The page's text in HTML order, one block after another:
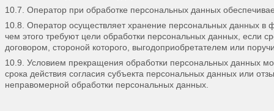
10.7. Оператор при обработке персональных данных
10.8. Оператор осуществляет хранение персональных данных
чем этого требуют цели обработки персональных данных, если
договором, стороной которого, выгодоприобретателем или
10.9. Условием прекращения обработки персональных данных
срока действия согласия субъекта персональных данных или
неправомерной обработки персональных данных.